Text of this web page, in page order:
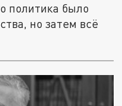
политика было
но затем всё